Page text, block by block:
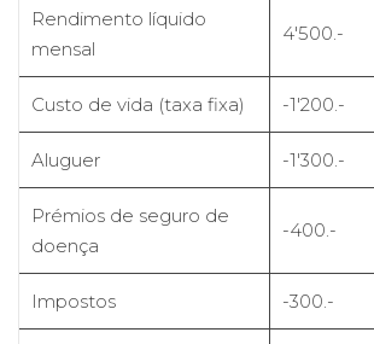
Rendimento líquido
mensal
4'500.-
Custo de vida (taxa fixa) -1'200.-
Aluguer -1'300.-
Prémios de seguro de
doença
-400.-
Impostos -300.-